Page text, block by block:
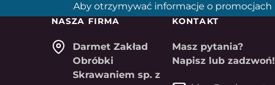
Aby otrzymywać informacje o
NASZA FIRMA
Darmet Zakład
Obróbki
Skrawaniem sp. z
KONTAKT
Masz pytania?
Napisz lub zadzwoń!